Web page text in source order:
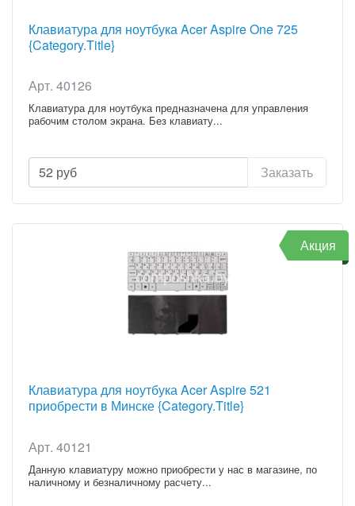
Клавиатура для ноутбука Acer Aspire One 725
{Category.Title}
Арт. 40126
Клавиатура для ноутбука предназначена для управления
рабочим столом экрана. Без клавиату...
52 руб Заказать
Клавиатура для ноутбука Acer Aspire 521
приобрести в Минске {Category.Title}
Арт. 40121
Данную клавиатуру можно приобрести у нас в магазине, по
наличному и безналичному расчету...
Акция